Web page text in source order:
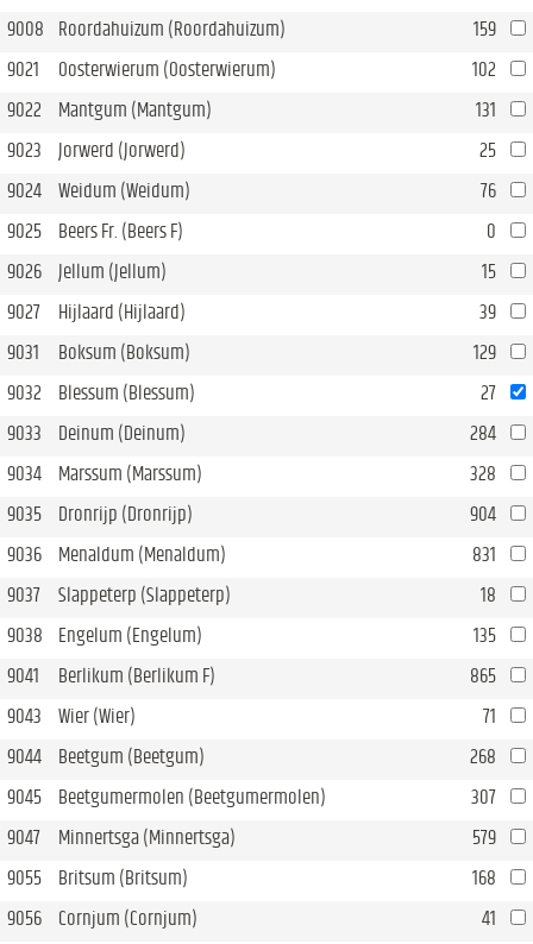
9008
Roordahuizum (Roordahuizum)
159
9021
Oosterwierum (Oosterwierum)
102
9022
Mantgum (Mantgum)
131
9023
Jorwerd (Jorwerd)
25
9024
Weidum (Weidum)
76
9025
Beers Fr. (Beers F)
0
9026
Jellum (Jellum)
15
9027
Hijlaard (Hijlaard)
39
9031
Boksum (Boksum)
129
9032
Blessum (Blessum)
27
9033
Deinum (Deinum)
284
9034
Marssum (Marssum)
328
9035
Dronrijp (Dronrijp)
904
9036
Menaldum (Menaldum)
831
9037
Slappeterp (Slappeterp)
18
9038
Engelum (Engelum)
135
9041
Berlikum (Berlikum F)
865
9043
Wier (Wier)
71
9044
Beetgum (Beetgum)
268
9045
Beetgumermolen (Beetgumermolen)
307
9047
Minnertsga (Minnertsga)
579
9055
Britsum (Britsum)
168
9056
Cornjum (Cornjum) 41